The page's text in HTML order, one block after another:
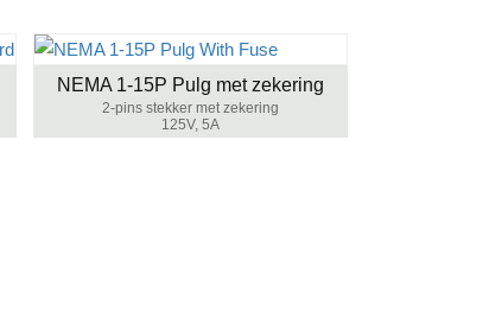
NEMA 1-15P Pulg met zekering
2-pins stekker met zekering
125V, 5A